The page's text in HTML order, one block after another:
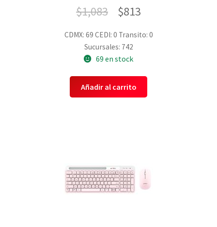
$1,083 $813
CDMX: 69 CEDI: 0 Transito: 0
Sucursales: 742
69 en stock
Añadir al carrito